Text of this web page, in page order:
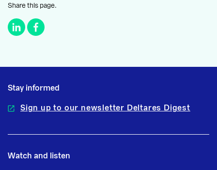
Share this page.
Stay informed
Sign up to our newsletter Deltares Digest
Watch and listen